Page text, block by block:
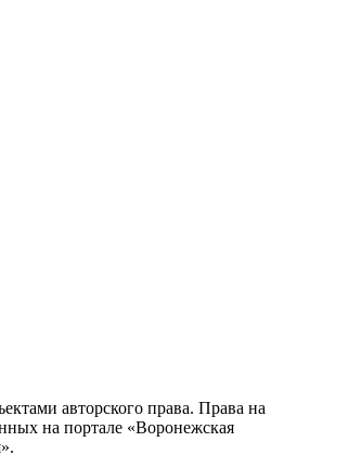
авторского права. Права на
на портале «Воронежская